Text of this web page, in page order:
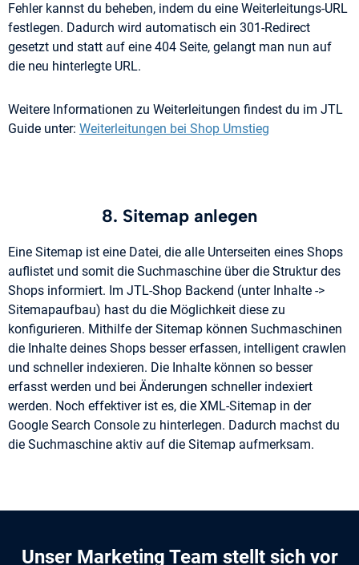
Fehler kannst du beheben, indem du eine Weiterleitungs-URL
festlegen. Dadurch wird automatisch ein 301-Redirect
gesetzt und statt auf eine 404 Seite, gelangt man nun auf
die neu hinterlegte URL.
Weitere Informationen zu Weiterleitungen findest du im JTL
Guide unter: Weiterleitungen bei Shop Umstieg
8. Sitemap anlegen
Eine Sitemap ist eine Datei, die alle Unterseiten eines Shops
auflistet und somit die Suchmaschine über die Struktur des
Shops informiert. Im JTL-Shop Backend (unter Inhalte ->
Sitemapaufbau) hast du die Möglichkeit diese zu
konfigurieren. Mithilfe der Sitemap können Suchmaschinen
die Inhalte deines Shops besser erfassen, intelligent crawlen
und schneller indexieren. Die Inhalte können so besser
erfasst werden und bei Änderungen schneller indexiert
werden. Noch effektiver ist es, die XML-Sitemap in der
Google Search Console zu hinterlegen. Dadurch machst du
die Suchmaschine aktiv auf die Sitemap aufmerksam.
Unser Marketing Team stellt sich vor